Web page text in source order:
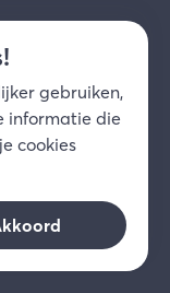
gebruiken,
informatie die
cookies